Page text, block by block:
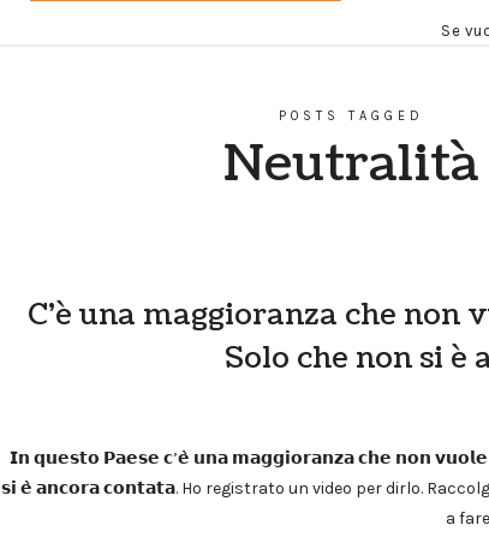
Se
POSTS TAGGED
Neutralità
C’è una maggioranza che non
Solo che non si è
𝗜𝗻 𝗾𝘂𝗲𝘀𝘁𝗼 𝗣𝗮𝗲𝘀𝗲 𝗰’𝗲̀ 𝘂𝗻𝗮 𝗺𝗮𝗴𝗴𝗶𝗼𝗿𝗮𝗻𝘇𝗮 𝗰𝗵𝗲 𝗻𝗼𝗻 𝘃𝘂𝗼𝗹𝗲
𝘀𝗶 𝗲̀ 𝗮𝗻𝗰𝗼𝗿𝗮 𝗰𝗼𝗻𝘁𝗮𝘁𝗮. Ho registrato un video per dirlo.
a